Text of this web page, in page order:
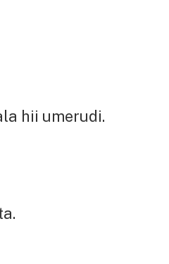
hii umerudi.